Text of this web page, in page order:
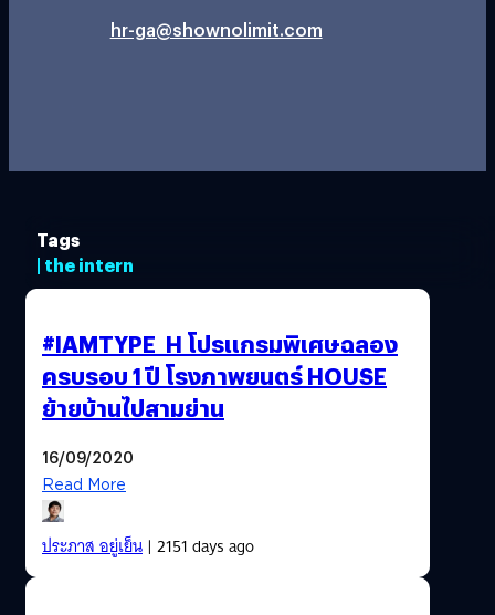
hr-ga@shownolimit.com
Tags
| the intern
#IAMTYPE_H โปรแกรมพิเศษฉลอง
ครบรอบ 1 ปี โรงภาพยนตร์ HOUSE
ย้ายบ้านไปสามย่าน
16/09/2020
Read More
ประภาส อยู่เย็น| 2151 days ago